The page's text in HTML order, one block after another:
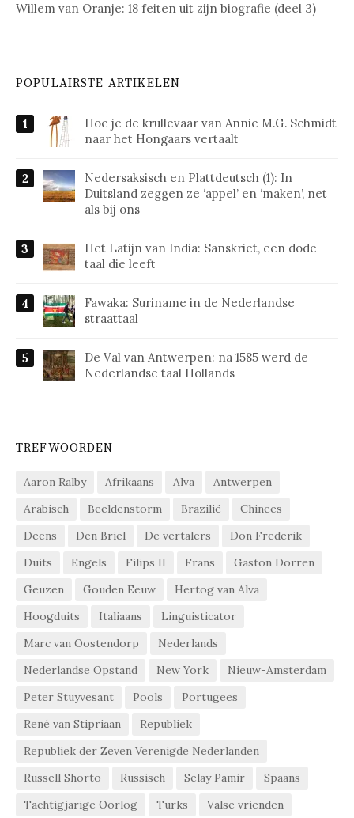
Willem van Oranje: 18 feiten uit zijn biografie (deel 3)
POPULAIRSTE ARTIKELEN
Hoe je de krullevaar van Annie M.G. Schmidt
naar het Hongaars vertaalt
Nedersaksisch en Plattdeutsch (1): In
Duitsland zeggen ze ‘appel’ en ‘maken’, net
als bij ons
Het Latijn van India: Sanskriet, een dode
taal die leeft
Fawaka: Suriname in de Nederlandse
straattaal
De Val van Antwerpen: na 1585 werd de
Nederlandse taal Hollands
TREFWOORDEN
Aaron Ralby Afrikaans Alva
Antwerpen
Arabisch
Beeldenstorm Brazilië
Chinees
Deens
Den Briel De vertalers
Don Frederik
Duits
Engels Filips II Frans
Gaston Dorren
Geuzen
Gouden Eeuw
Hertog van Alva
Hoogduits
Italiaans
Linguisticator
Marc van Oostendorp
Nederlands
Nederlandse Opstand
New York
Nieuw-Amsterdam
Peter Stuyvesant
Pools
Portugees
René van Stipriaan
Republiek
Republiek der Zeven Verenigde Nederlanden
Russell Shorto
Russisch Selay Pamir
Spaans
Tachtigjarige Oorlog
Turks Valse vrienden